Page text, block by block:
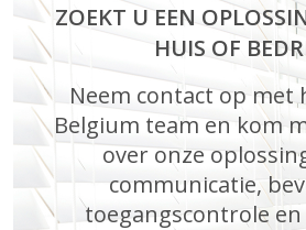
ZOEKT U EEN
HUIS OF
Neem contact op met
Belgium team en kom
over onze
communicatie,
toegangscontrole en